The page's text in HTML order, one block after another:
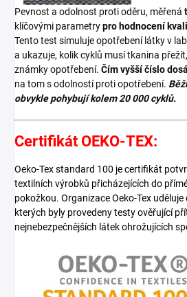
Pevnost a odolnost proti oděru, měřená
klíčovými parametrypro hodnocení
Tento test simuluje opotřebení látky v
a ukazuje, kolik cyklů musí tkanina
známky opotřebení. Čím vyšší číslo
na tom s odolností proti opotřebení.
obvykle pohybují kolem 20 000 cyklů.
Certifikát OEKO-TEX:
Oeko-Tex standard 100 je certifikát
textilních výrobků přicházejících do
pokožkou. Organizace Oeko-Tex
kterých byly provedeny testy ověřující
nejnebezpečnějších látek ohrožujících